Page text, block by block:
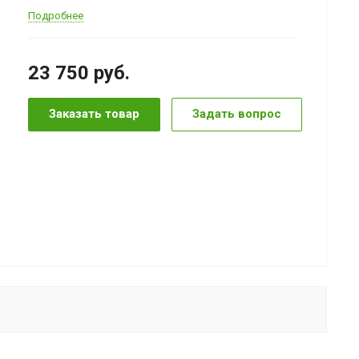
Подробнее
23 750 руб.
Заказать товар Задать вопрос